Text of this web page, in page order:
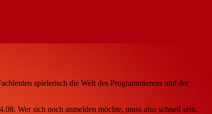
spielerisch die Welt des Programmierens und der
Wer sich noch anmelden möchte, muss also schnell sein.